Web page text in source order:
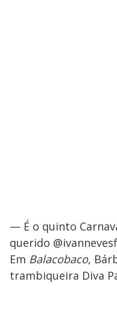
— É o quinto
querido
Em Balacobaco,
trambiqueira Diva